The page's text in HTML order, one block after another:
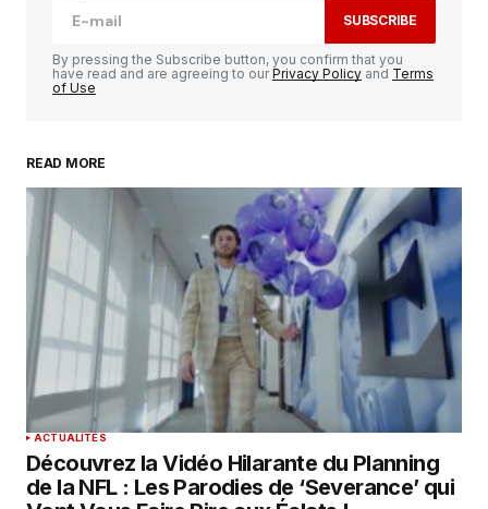
Your Name
Your E-mail*
Enregistrer mon nom, mon e-mail et mon
site dans le navigateur pour mon prochain
commentaire.
SUBMIT COMMENT
SUBSCRIBE
By pressing the Subscribe button, you confirm that you
have read and are agreeing to ourPrivacy Policy and Terms
of Use
READ MORE
ACTUALITÉS
Découvrez la Vidéo Hilarante du Planning
de la NFL : Les Parodies de ‘Severance’ qui